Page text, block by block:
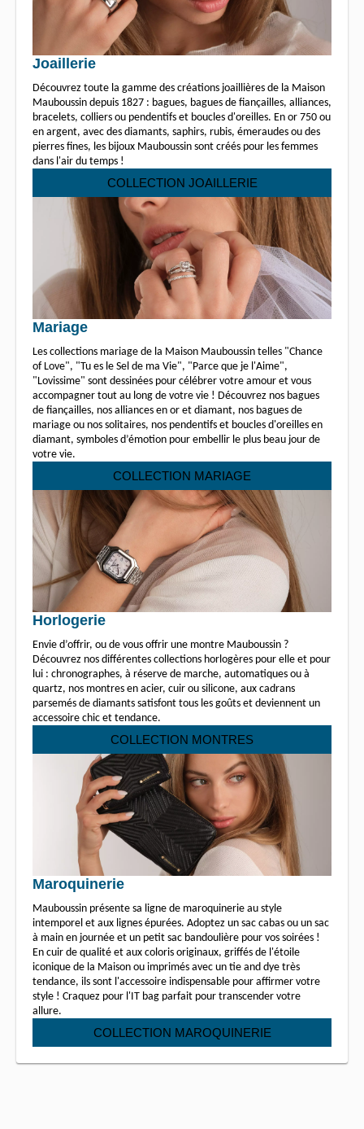
Joaillerie
Découvrez toute la gamme des créations joaillières de la Maison
Mauboussin depuis 1827 : bagues, bagues de fiançailles, alliances,
bracelets, colliers ou pendentifs et boucles d'oreilles. En or 750 ou
en argent, avec des diamants, saphirs, rubis, émeraudes ou des
pierres fines, les bijoux Mauboussin sont créés pour les femmes
dans l'air du temps !
COLLECTION JOAILLERIE
Mariage
Les collections mariage de la Maison Mauboussin telles "Chance
of Love", "Tu es le Sel de ma Vie", "Parce que je l'Aime",
"Lovissime" sont dessinées pour célébrer votre amour et vous
accompagner tout au long de votre vie ! Découvrez nos bagues
de fiançailles, nos alliances en or et diamant, nos bagues de
mariage ou nos solitaires, nos pendentifs et boucles d'oreilles en
diamant, symboles d’émotion pour embellir le plus beau jour de
votre vie.
COLLECTION MARIAGE
Horlogerie
Envie d’offrir, ou de vous offrir une montre Mauboussin ?
Découvrez nos différentes collections horlogères pour elle et pour
lui : chronographes, à réserve de marche, automatiques ou à
quartz, nos montres en acier, cuir ou silicone, aux cadrans
parsemés de diamants satisfont tous les goûts et deviennent un
accessoire chic et tendance.
COLLECTION MONTRES
Maroquinerie
Mauboussin présente sa ligne de maroquinerie au style
intemporel et aux lignes épurées. Adoptez un sac cabas ou un sac
à main en journée et un petit sac bandoulière pour vos soirées !
En cuir de qualité et aux coloris originaux, griffés de l'étoile
iconique de la Maison ou imprimés avec un tie and dye très
tendance, ils sont l'accessoire indispensable pour affirmer votre
style ! Craquez pour l'IT bag parfait pour transcender votre
allure.
COLLECTION MAROQUINERIE